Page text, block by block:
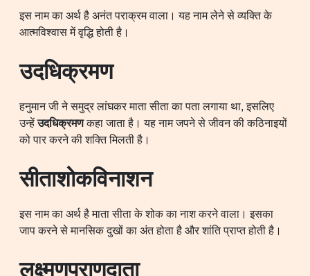
इस नाम का अर्थ है अनंत पराक्रम वाला। यह नाम लेने से व्यक्ति के
आत्मविश्वास में वृद्धि होती है।
उदधिक्रमण
हनुमान जी ने समुद्र लांघकर माता सीता का पता लगाया था, इसलिए
उन्हेंउदधिक्रमणकहा जाता है। यह नाम जपने से जीवन की कठिनाइयों
को पार करने की शक्ति मिलती है।
सीताशोकविनाशन
इस नाम का अर्थ है माता सीता के शोक का नाश करने वाला। इसका
जाप करने से मानसिक दुखों का अंत होता है और शांति प्राप्त होती है।
लक्ष्मणप्राणदाता